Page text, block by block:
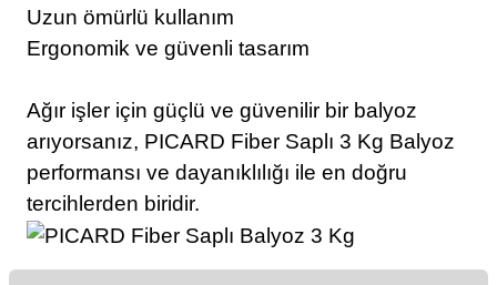
Uzun ömürlü kullanım
Ergonomik ve güvenli tasarım
Ağır işler için güçlü ve güvenilir bir balyoz
arıyorsanız, PICARD Fiber Saplı 3 Kg Balyoz
performansı ve dayanıklılığı ile en doğru
tercihlerden biridir.